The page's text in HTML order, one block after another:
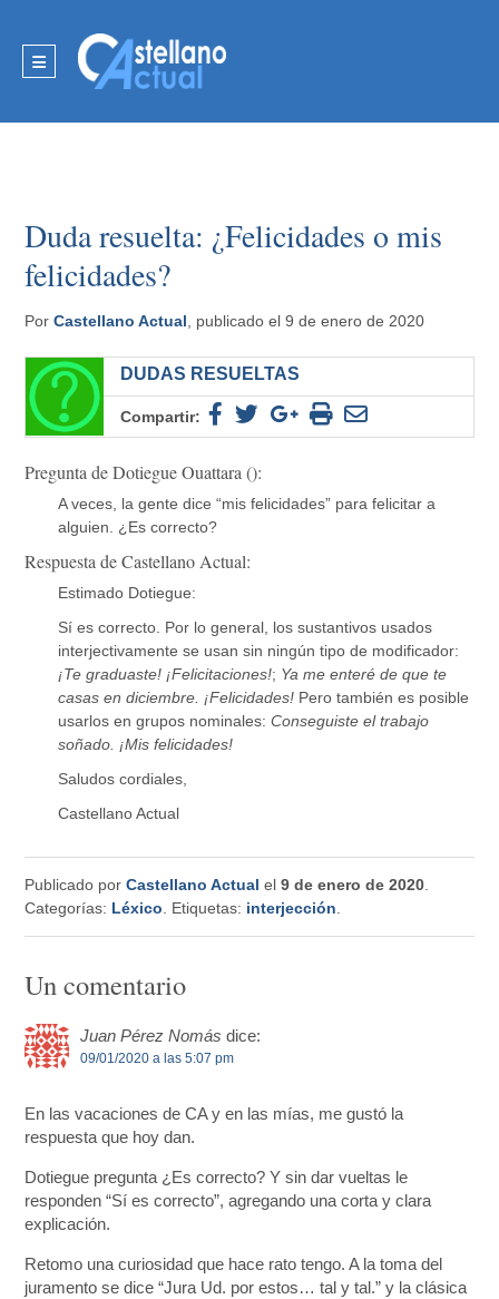
Duda resuelta: ¿Felicidades o mis
felicidades?
PorCastellano Actual , publicado el 9 de enero de 2020
DUDAS RESUELTAS
Compartir:
Pregunta de Dotiegue Ouattara ():
A veces, la gente dice “mis felicidades” para felicitar a
alguien. ¿Es correcto?
Respuesta de Castellano Actual:
Estimado Dotiegue:
Sí es correcto. Por lo general, los sustantivos usados
interjectivamente se usan sin ningún tipo de modificador:
¡Te graduaste! ¡Felicitaciones!; Ya me enteré de que te
casas en diciembre. ¡Felicidades! Pero también es posible
usarlos en grupos nominales:Conseguiste el trabajo
soñado. ¡Mis felicidades!
Saludos cordiales,
Castellano Actual
Publicado porCastellano Actual el9 de enero de 2020
Categorías: Léxico . Etiquetas: interjección
Un comentario
Juan Pérez Nomás dice:
09/01/2020 a las 5:07 pm
En las vacaciones de CA y en las mías, me gustó la
respuesta que hoy dan.
Dotiegue pregunta ¿Es correcto? Y sin dar vueltas le
responden “Sí es correcto”, agregando una corta y clara
explicación.
Retomo una curiosidad que hace rato tengo. A la toma del
juramento se dice “Jura Ud. por estos… tal y tal.” y la clásica